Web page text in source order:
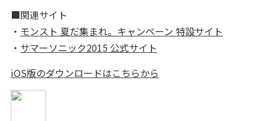
■関連サイト
・ モンスト 夏だ集まれ。キャンペーン 特設サイト
・ サマーソニック2015 公式サイト
iOS版のダウンロードはこちらから